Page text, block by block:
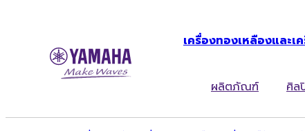
เครื่องทองเหลืองและเ
ผลิตภัณฑ์ ศิล